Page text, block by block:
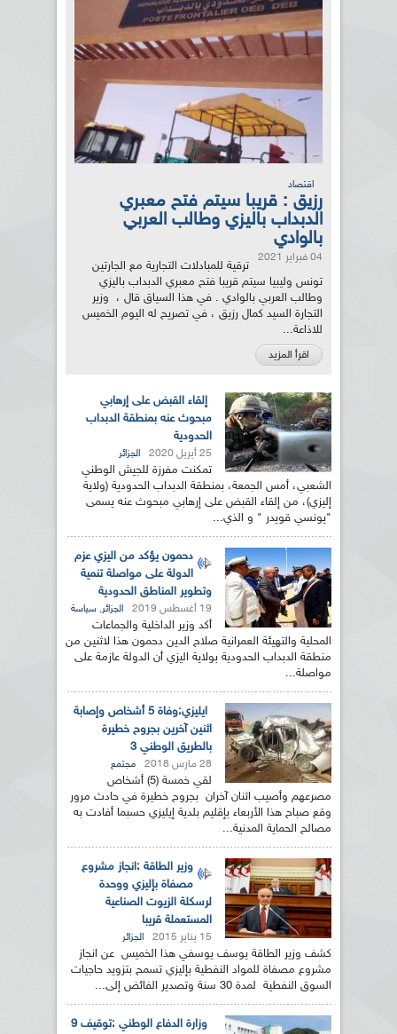
اقتصاد
رزيق : قريبا سيتم فتح معبري
الدبداب باليزي وطالب العربي
بالوادي
04 فبراير 2021
ترقية للمبادلات التجارية مع الجارتين
تونس وليبيا سيتم قريبا فتح معبري الدبداب باليزي
وطالب العربي بالوادي . في هذا السياق قال ، وزير
التجارة السيد كمال رزيق ، في تصريح له اليوم الخميس
للاذاعة...
اقرأ المزيد
إلقاء القبض على إرهابي
مبحوث عنه بمنطقة الدبداب
الحدودية
25 أبريل 2020 الجزائر
تمكنت مفرزة للجيش الوطني
الشعبي، أمس الجمعة، بمنطقة الدبداب الحدودية (ولاية
إليزي)، من إلقاء القبض على إرهابي مبحوث عنه يسمى
"يونسي قويدر " و الذي...
دحمون يؤكد من اليزي عزم
الدولة على مواصلة تنمية
وتطوير المناطق الحدودية
19 أغسطس 2019 الجزائر, سياسة
أكد وزير الداخلية والجماعات
المحلية والتهيئة العمرانية صلاح الدين دحمون هذا لاثنين من
منطقة الدبداب الحدودية بولاية اليزي أن الدولة عازمة على
مواصلة...
ايليزي:وفاة 5 أشخاص وإصابة
اثنين آخرين بجروح خطيرة
بالطريق الوطني 3
28 مارس 2018 مجتمع
لقي خمسة (5) أشخاص
مصرعهم وأصيب اثنان آخران بجروح خطيرة في حادث مرور
وقع صباح هذا الأربعاء بإقليم بلدية إيليزي حسبما أفادت به
مصالح الحماية المدنية...
وزير الطاقة :انجاز مشروع
مصفاة بإليزي ووحدة
لرسكلة الزيوت الصناعية
المستعملة قريبا
15 يناير 2015 الجزائر
كشف وزير الطاقة يوسف يوسفي هذا الخميس عن انجاز
مشروع مصفاة للمواد النفطية بإليزي تسمح بتزويد حاجيات
السوق النفطية لمدة 30 سنة وتصدير الفائض إلى...
وزارة الدفاع الوطني :توقيف 9